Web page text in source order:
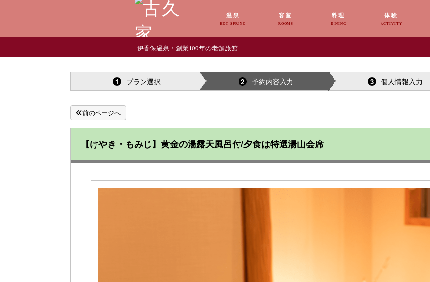
温泉
HOT SPRING
客室
ROOMS
料理
DINING
体験
ACTIVITY
伊香保温泉・創業100年の老舗旅館
1 プラン選択 2 予約内容入力 3 個人情報入力
前のページへ
【けやき・もみじ】黄金の湯露天風呂付/夕食は特選湯山会席